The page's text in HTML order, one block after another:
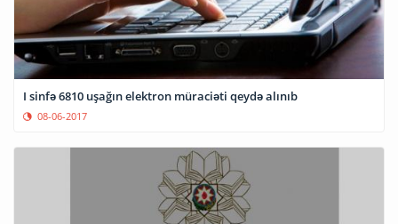
I sinfə 6810 uşağın elektron müraciəti qeydə alınıb
08-06-2017